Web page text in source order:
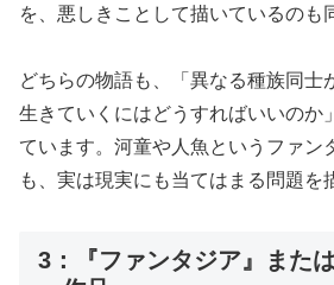
を、悪しきことして描いているのも
どちらの物語も、「異なる種族同士
生きていくにはどうすればいいのか
ています。河童や人魚というファン
も、実は現実にも当てはまる問題を
3：『ファンタジア』また